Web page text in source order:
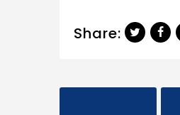
Share: